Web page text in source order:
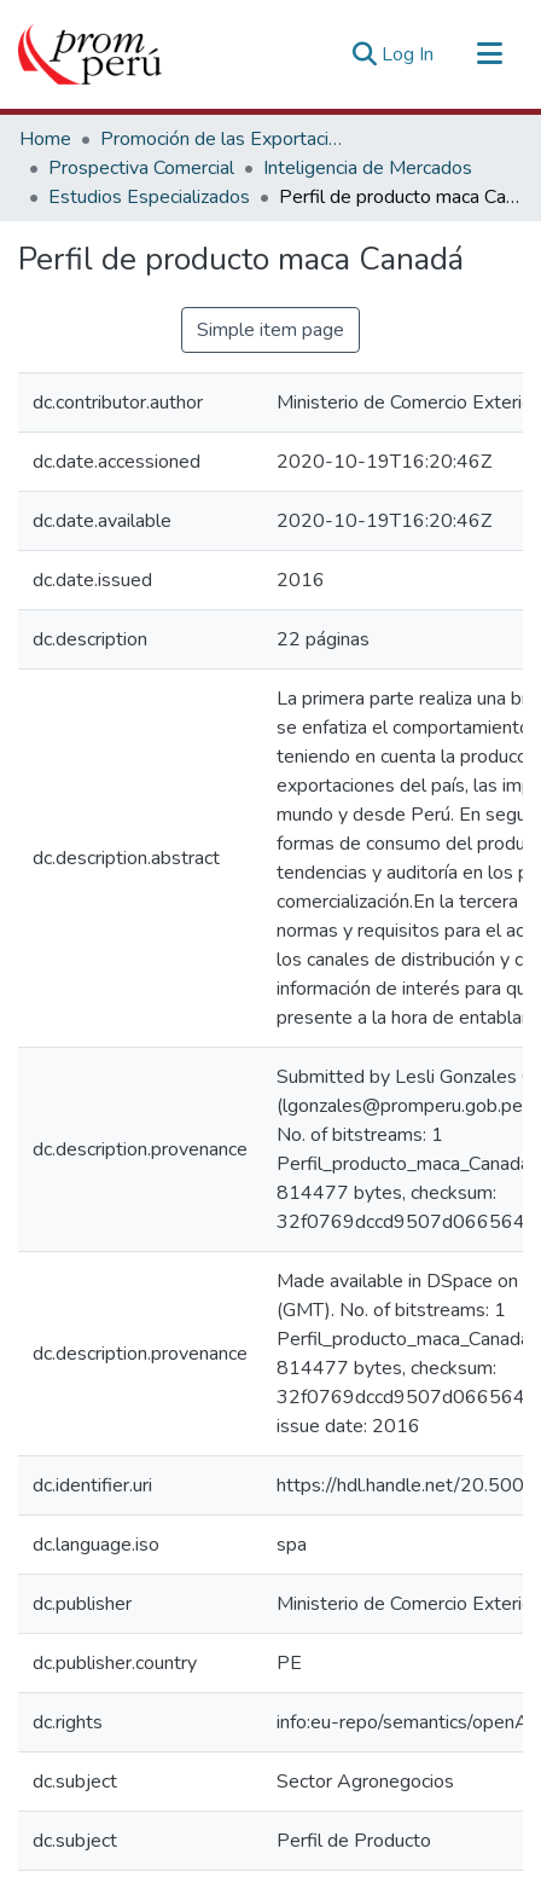
Log In (current)
Communities & Collections
All of DSpace
Statistics
Home
Promoción de las Exportaciones
Prospectiva Comercial
Inteligencia de Mercados
Estudios Especializados
Perfil de producto maca Canadá
Perfil de producto maca Canadá
Simple item page
dc.contributor.author Ministerio de Comercio
dc.date.accessioned 2020-10-19T16:20:46Z
dc.date.available 2020-10-19T16:20:46Z
dc.date.issued 2016
dc.description 22 páginas
dc.description.abstract
La primera parte realiza una
se enfatiza el comportamiento
teniendo en cuenta la
exportaciones del país, las
mundo y desde Perú. En
formas de consumo del
tendencias y auditoría en los
comercialización.En la tercera
normas y requisitos para el
los canales de distribución y
información de interés para
presente a la hora de entablar
dc.description.provenance
Submitted by Lesli Gonzales
No. of bitstreams: 1
814477 bytes, checksum:
dc.description.provenance
Made available in DSpace
(GMT). No. of bitstreams: 1
814477 bytes, checksum:
issue date: 2016
dc.identifier.uri https://hdl.handle.net/
dc.language.iso spa
dc.publisher Ministerio de Comercio
dc.publisher.country PE
dc.rights info:eu-repo/semantics/
dc.subject Sector Agronegocios
dc.subject Perfil de Producto